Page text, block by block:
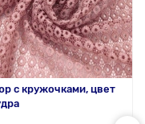
с кружочками, цвет